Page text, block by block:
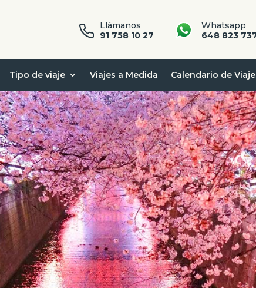
Llámanos
91 758 10 27
Whatsapp
648 823
Tipo de viaje Viajes a Medida Calendario de